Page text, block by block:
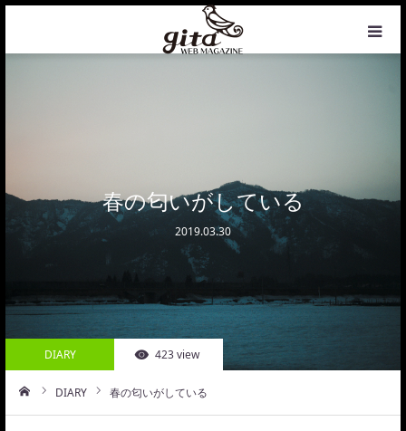
春の匂いがしている
2019.03.30
DIARY 423 view
DIARY 春の匂いがしている
COFFEE
PROFILE
CONTACT